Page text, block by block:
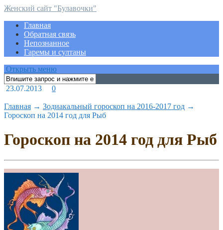
Женский сайт "Булавочки"
Главная
Обратная связь
Непознанное
Гаремы и султаны
Открыть меню
23.07.2013 0
Главная → Зодиакальный гороскоп на 2016-2017 год →
Гороскоп на 2014 год для Рыб
Гороскоп на 2014 год для Рыб